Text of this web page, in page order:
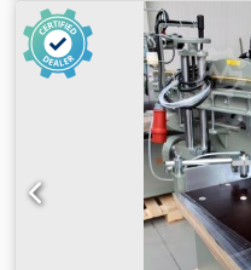
stupnjeva: okruglo 115
stupnjeva: kvadratno 110
stupnjeva: pravokutno
1,5/1,8 kW Težina stroja
0,9 x 1,9 m PAŽNJA:
lijevo/desno 45° - Kosno
Pneumatski dvostruki brzi
zatvaraju pri spuštanju -
Postolje stroja Djdsd Iin
izvedba - Visokokvalitetna